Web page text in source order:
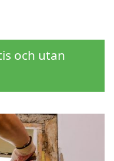
och utan